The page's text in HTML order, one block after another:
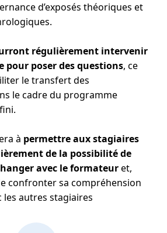
d’exposés théoriques et
régulièrement intervenir
pour poser des questions, ce
le transfert des
le cadre du programme
à permettre aux stagiaires
de la possibilité de
avec le formateuret,
confronter sa compréhension
les autres stagiaires